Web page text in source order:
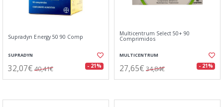
Supradyn Energy 50 90 Comp
SUPRADYN
32,07€ 40,41€ - 21%
Multicentrum Select 50+ 90
Comprimidos
MULTICENTRUM
27,65€ 34,84€ - 21%